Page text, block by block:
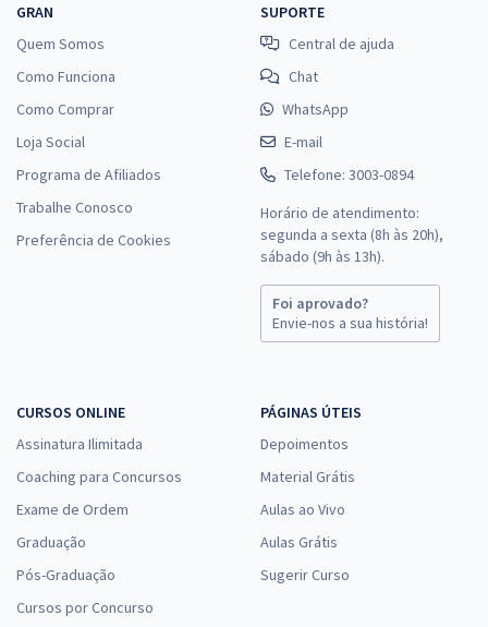
GRAN
Quem Somos
Como Funciona
Como Comprar
Loja Social
Programa de Afiliados
Trabalhe Conosco
Preferência de Cookies
SUPORTE
Central de ajuda
Chat
WhatsApp
E-mail
Telefone: 3003-0894
Horário de atendimento:
segunda a sexta (8h às 20h),
sábado (9h às 13h).
Foi aprovado?
Envie-nos a sua história!
CURSOS ONLINE
Assinatura Ilimitada
Coaching para Concursos
Exame de Ordem
Graduação
Pós-Graduação
Cursos por Concurso
PÁGINAS ÚTEIS
Depoimentos
Material Grátis
Aulas ao Vivo
Aulas Grátis
Sugerir Curso